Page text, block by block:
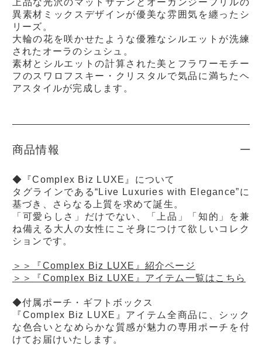
上品な光沢のマットサテンとオーガンジーフリルの
異素材ミックスデザインが優美な雰囲気を纏ったシ
リーズ。
大輪の花を咲かせたような優雅なシルエットが洗練
されたオーラのシュシュ。
素材とシルエットの計算された美とフラワーモチー
フのスワロフスキー・クリスタルで気品に満ちたヘ
アスタイルが完成します。
商品情報
◆『Complex Biz LUXE』について
タグラインである“Live Luxuries with Elegance”に
基づき、さらなる上質を求めて誕生。
「可愛らしさ」だけでない、「上品」「知的」を兼
ね備える大人の女性にこそ身につけて欲しいコレク
ションです。
＞＞『Complex Biz LUXE』紹介ページ
＞＞『Complex Biz LUXE』アイテム一覧はこちら
◆付属ポーチ・ギフトボックス
『Complex Biz LUXE』アイテム全商品に、シック
な色合いとなめらかな質感が魅力の専用ポーチを付
けてお届けいたします。